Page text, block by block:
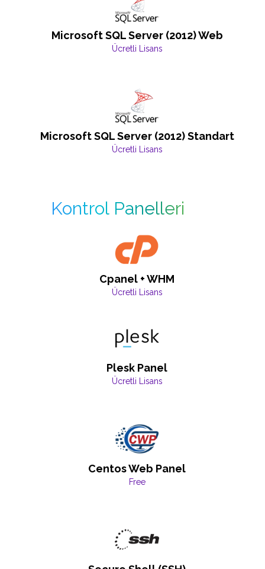
Microsoft SQL Server (2012) Web
Ücretli Lisans
Microsoft SQL Server (2012) Standart
Ücretli Lisans
Kontrol Panelleri
Cpanel + WHM
Ücretli Lisans
Plesk Panel
Ücretli Lisans
Centos Web Panel
Free